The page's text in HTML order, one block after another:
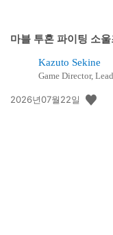
마블 투혼 파이팅 소
Kazuto Sekine
Game Director,
공
2026년07월22일